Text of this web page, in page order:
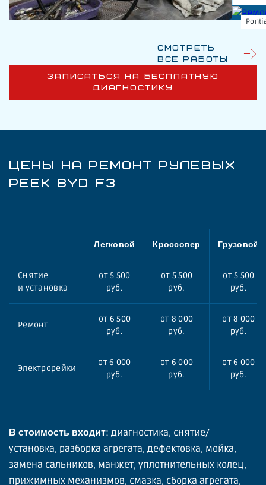
ЗАПИСАТЬСЯ НА БЕСПЛАТНУЮ
ДИАГНОСТИКУ
Смотреть
все работы
ЦЕНЫ НА РЕМОНТ РУЛЕВЫХ
РЕЕК BYD F3
Легковой Кроссовер Грузовой
Снятие
и установка
от 5 500
руб.
от 5 500
руб.
от 5 500
руб.
Ремонт
от 6 500
руб.
от 8 000
руб.
от 8 000
руб.
Электрорейки
от 6 000
руб.
от 6 000
руб.
от 6 000
руб.
В стоимость входит: диагностика, снятие/
установка, разборка агрегата, дефектовка, мойка,
замена сальников, манжет, уплотнительных колец,
прижимных механизмов, смазка, сборка агрегата,